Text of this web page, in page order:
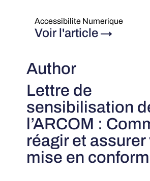
Accessibilite Numerique
Voir l'article→
Author
Lettre de
sensibilisation
l’ARCOM :
réagir et assurer
mise en